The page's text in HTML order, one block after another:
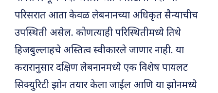
परिसरात आता केवळ लेबनानच्या अधिकृत सैन्याचीच
उपस्थिती असेल. कोणत्याही परिस्थितीमध्ये तिथे
हिजबुल्लाहचे अस्तित्व स्वीकारले जाणार नाही. या
करारानुसार दक्षिण लेबनानमध्ये एक विशेष पायलट
सिक्युरिटी झोन तयार केला जाईल आणि या झोनमध्ये